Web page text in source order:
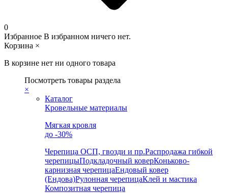
0
Избранное В избранном ничего нет.
Корзина ×
В корзине нет ни одного товара
Посмотреть товары раздела
×
Каталог
Кровельные материалы
Мягкая кровля
до -30%
Черепица ОСП, гвозди и пр.Распродажа гибкой
черепицыПодкладочный коверКоньково-
карнизная черепицаЕндовый ковер
(Ендова)Рулонная черепицаКлей и мастика
Композитная черепица